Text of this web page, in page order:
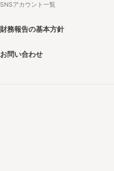
SNSアカウント一覧
財務報告の基本方針
お問い合わせ